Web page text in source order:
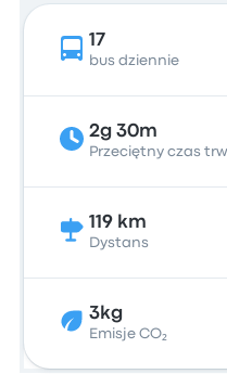
17
bus dziennie
2g 30m
Przeciętny czas
119 km
Dystans
3kg
Emisje CO₂